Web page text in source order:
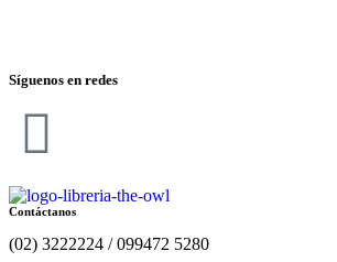
Síguenos en redes
Contáctanos
(02) 3222224 / 099472 5280